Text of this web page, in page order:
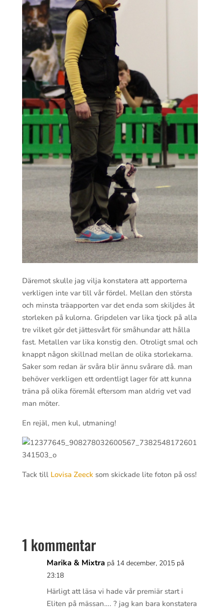
Däremot skulle jag vilja konstatera att apporterna
verkligen inte var till vår fördel. Mellan den största
och minsta träapporten var det enda som skiljdes åt
storleken på kulorna. Gripdelen var lika tjock på alla
tre vilket gör det jättesvårt för småhundar att hålla
fast. Metallen var lika konstig den. Otroligt smal och
knappt någon skillnad mellan de olika storlekarna.
Saker som redan är svåra blir ännu svårare då. man
behöver verkligen ett ordentligt lager för att kunna
träna på olika föremål eftersom man aldrig vet vad
man möter.
En rejäl, men kul, utmaning!
Tack till Lovisa Zeeck som skickade lite foton på oss!
1 kommentar
Marika & Mixtra på 14 december, 2015 på
23:18
Härligt att läsa vi hade vår premiär start i
Eliten på mässan…. ? jag kan bara konstatera